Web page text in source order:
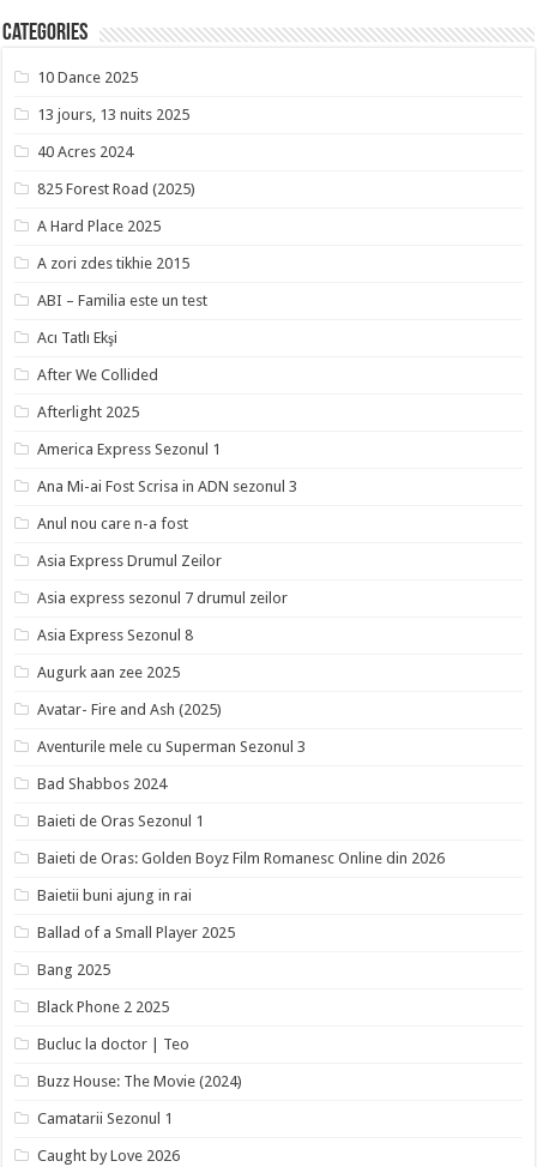
Categories
10 Dance 2025
13 jours, 13 nuits 2025
40 Acres 2024
825 Forest Road (2025)
A Hard Place 2025
A zori zdes tikhie 2015
ABI – Familia este un test
Acı Tatlı Ekşi
After We Collided
Afterlight 2025
America Express Sezonul 1
Ana Mi-ai Fost Scrisa in ADN sezonul 3
Anul nou care n-a fost
Asia Express Drumul Zeilor
Asia express sezonul 7 drumul zeilor
Asia Express Sezonul 8
Augurk aan zee 2025
Avatar- Fire and Ash (2025)
Aventurile mele cu Superman Sezonul 3
Bad Shabbos 2024
Baieti de Oras Sezonul 1
Baieti de Oras: Golden Boyz Film Romanesc Online din 2026
Baietii buni ajung in rai
Ballad of a Small Player 2025
Bang 2025
Black Phone 2 2025
Bucluc la doctor | Teo
Buzz House: The Movie (2024)
Camatarii Sezonul 1
Caught by Love 2026